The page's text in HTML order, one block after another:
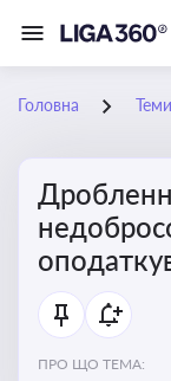
Головна
ПРО ЩО ТЕМА: